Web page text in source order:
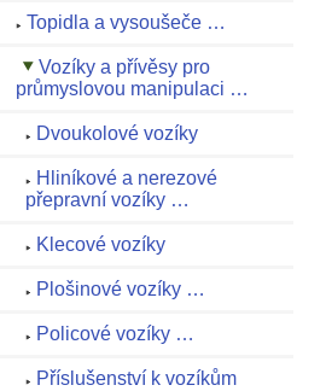
Topidla a vysoušeče …
Vozíky a přívěsy pro
průmyslovou manipulaci …
Dvoukolové vozíky
Hliníkové a nerezové
přepravní vozíky …
Klecové vozíky
Plošinové vozíky …
Policové vozíky …
Příslušenství k vozíkům